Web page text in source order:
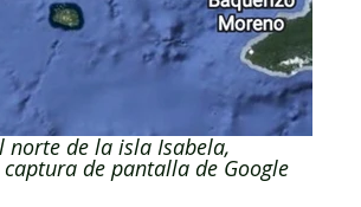
norte de la isla Isabela,
de pantalla de Google